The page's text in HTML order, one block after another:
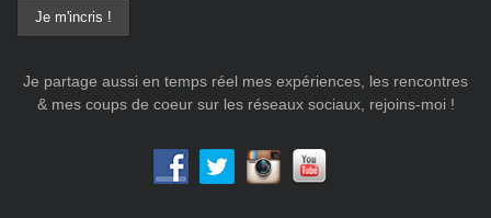
Je partage aussi en temps réel mes expériences, les rencontres
& mes coups de coeur sur les réseaux sociaux, rejoins-moi !